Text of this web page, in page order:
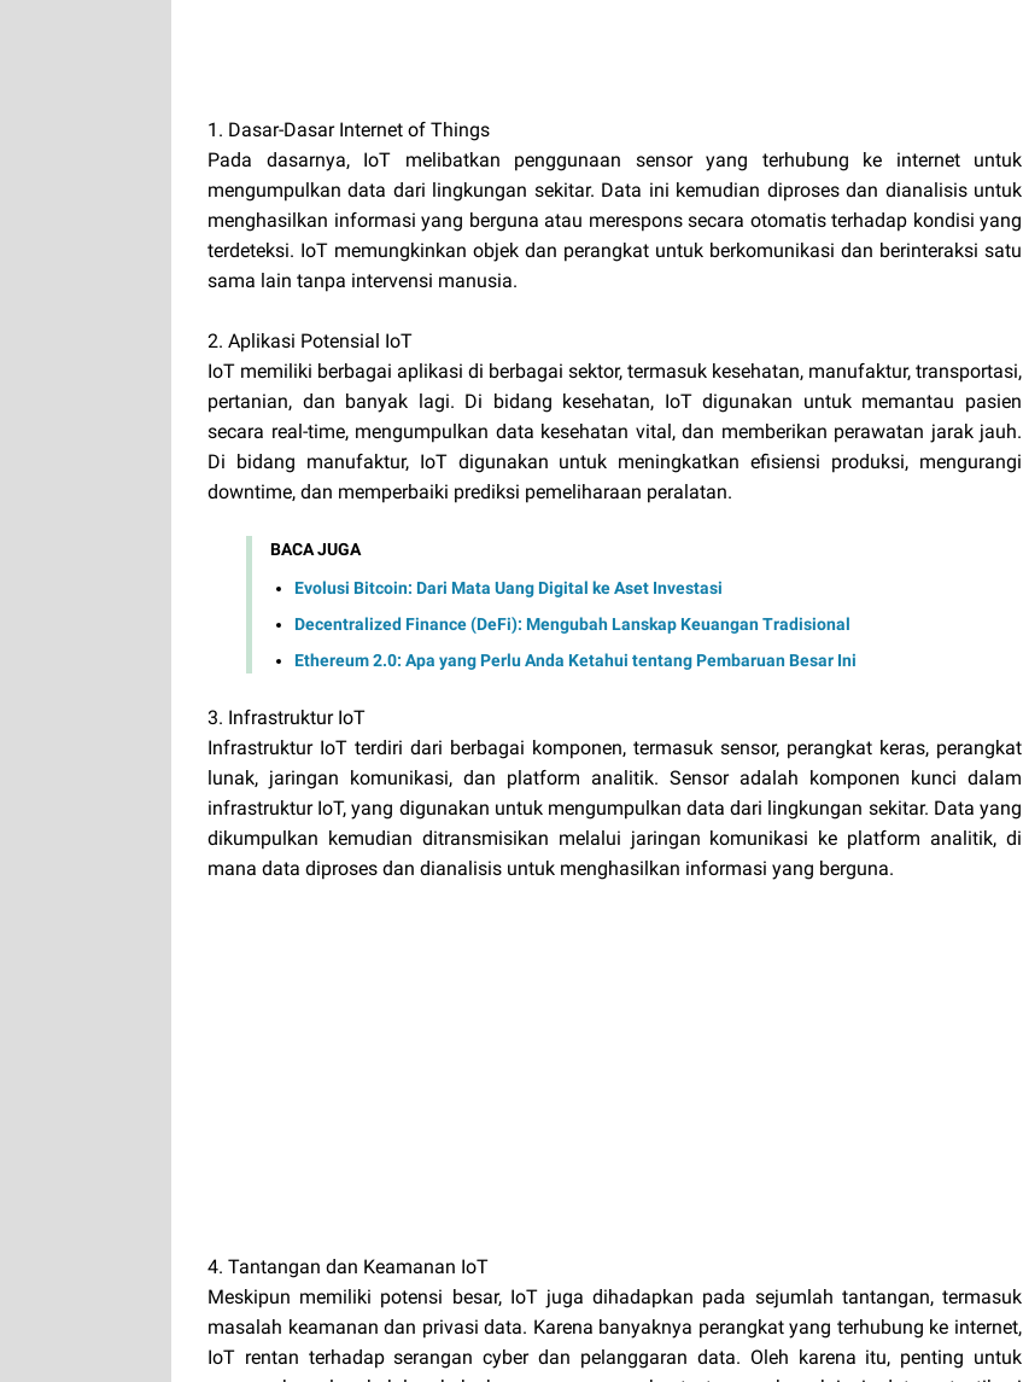
1. Dasar-Dasar Internet of Things
Pada dasarnya, IoT melibatkan penggunaan sensor yang terhubung ke internet untuk
mengumpulkan data dari lingkungan sekitar. Data ini kemudian diproses dan dianalisis untuk
menghasilkan informasi yang berguna atau merespons secara otomatis terhadap kondisi yang
terdeteksi. IoT memungkinkan objek dan perangkat untuk berkomunikasi dan berinteraksi satu
sama lain tanpa intervensi manusia.
2. Aplikasi Potensial IoT
IoT memiliki berbagai aplikasi di berbagai sektor, termasuk kesehatan, manufaktur, transportasi,
pertanian, dan banyak lagi. Di bidang kesehatan, IoT digunakan untuk memantau pasien
secara real-time, mengumpulkan data kesehatan vital, dan memberikan perawatan jarak jauh.
Di bidang manufaktur, IoT digunakan untuk meningkatkan efisiensi produksi, mengurangi
downtime, dan memperbaiki prediksi pemeliharaan peralatan.
BACA JUGA
Evolusi Bitcoin: Dari Mata Uang Digital ke Aset Investasi
Decentralized Finance (DeFi): Mengubah Lanskap Keuangan Tradisional
Ethereum 2.0: Apa yang Perlu Anda Ketahui tentang Pembaruan Besar Ini
3. Infrastruktur IoT
Infrastruktur IoT terdiri dari berbagai komponen, termasuk sensor, perangkat keras, perangkat
lunak, jaringan komunikasi, dan platform analitik. Sensor adalah komponen kunci dalam
infrastruktur IoT, yang digunakan untuk mengumpulkan data dari lingkungan sekitar. Data yang
dikumpulkan kemudian ditransmisikan melalui jaringan komunikasi ke platform analitik, di
mana data diproses dan dianalisis untuk menghasilkan informasi yang berguna.
4. Tantangan dan Keamanan IoT
Meskipun memiliki potensi besar, IoT juga dihadapkan pada sejumlah tantangan, termasuk
masalah keamanan dan privasi data. Karena banyaknya perangkat yang terhubung ke internet,
IoT rentan terhadap serangan cyber dan pelanggaran data. Oleh karena itu, penting untuk